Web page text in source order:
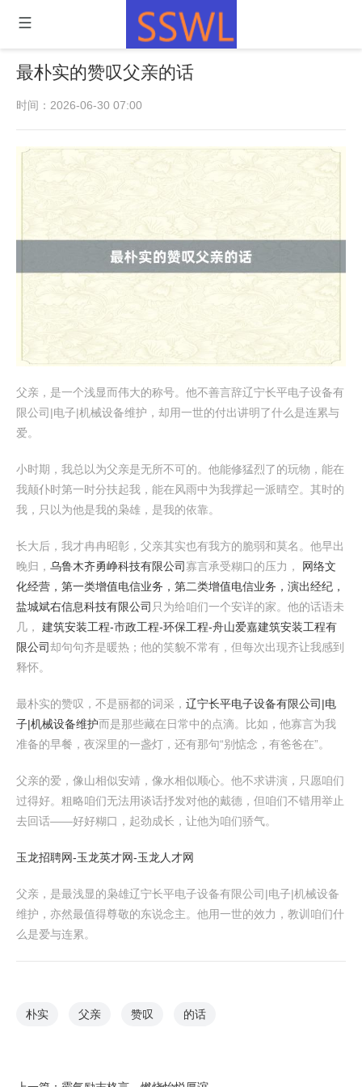
最朴实的赞叹父亲的话
时间：2026-06-30 07:00
父亲，是一个浅显而伟大的称号。他不善言辞辽宁长平电子设备有
限公司|电子|机械设备维护，却用一世的付出讲明了什么是连累与
爱。
小时期，我总以为父亲是无所不可的。他能修猛烈了的玩物，能在
我颠仆时第一时分扶起我，能在风雨中为我撑起一派晴空。其时的
我，只以为他是我的枭雄，是我的依靠。
长大后，我才冉冉昭彰，父亲其实也有我方的脆弱和莫名。他早出
晚归， 乌鲁木齐勇峥科技有限公司 寡言承受糊口的压力， 网络文
化经营，第一类增值电信业务，第二类增值电信业务，演出经纪，
盐城斌右信息科技有限公司 只为给咱们一个安详的家。他的话语未
几， 建筑安装工程-市政工程-环保工程-舟山爱嘉建筑安装工程有
限公司却句句齐是暖热；他的笑貌不常有，但每次出现齐让我感到
释怀。
最朴实的赞叹，不是丽都的词采， 辽宁长平电子设备有限公司|电
子|机械设备维护而是那些藏在日常中的点滴。比如，他寡言为我
准备的早餐，夜深里的一盏灯，还有那句“别惦念，有爸爸在”。
父亲的爱，像山相似安靖，像水相似顺心。他不求讲演，只愿咱们
过得好。粗略咱们无法用谈话抒发对他的戴德，但咱们不错用举止
去回话——好好糊口，起劲成长，让他为咱们骄气。
玉龙招聘网-玉龙英才网-玉龙人才网
父亲，是最浅显的枭雄辽宁长平电子设备有限公司|电子|机械设备
维护，亦然最值得尊敬的东说念主。他用一世的效力，教训咱们什
么是爱与连累。
朴实 父亲 赞叹 的话